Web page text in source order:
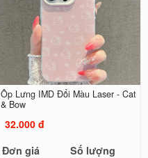
Ốp Lưng IMD Đổi Màu Laser - Cat
& Bow
32.000 đ
Đơn giá
Số lượng